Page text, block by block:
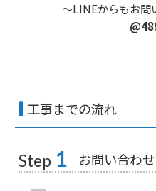
〜LINEからもお問
工事までの流れ
Step 1 お問い合わ